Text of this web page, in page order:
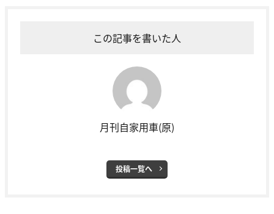
この記事を書いた人
月刊自家用車(原)
投稿一覧へ